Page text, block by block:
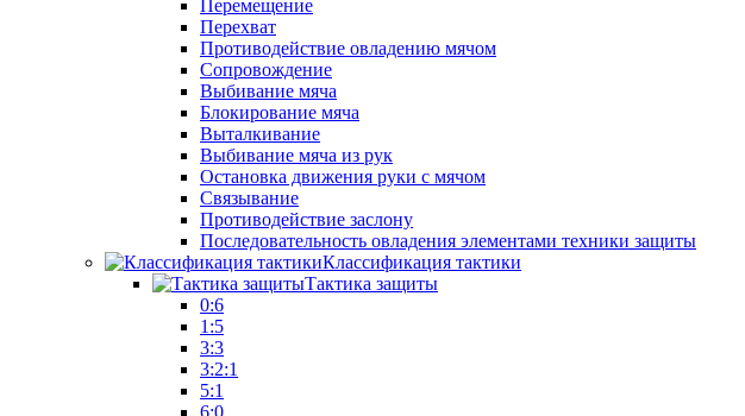
Перемещение
Перехват
Противодействие овладению мячом
Сопровождение
Выбивание мяча
Блокирование мяча
Выталкивание
Выбивание мяча из рук
Остановка движения руки с мячом
Связывание
Противодействие заслону
Последовательность овладения элементами техники защиты
Классификация тактики
Тактика защиты
0:6
1:5
3:3
3:2:1
5:1
6:0